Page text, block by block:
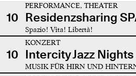
10
PERFORMANCE, THEATER
Residenzsharing
Spazio! Vita! Libertà!
10
KONZERT
Intercity Jazz Nights
MUSIK FÜR HIRN UND